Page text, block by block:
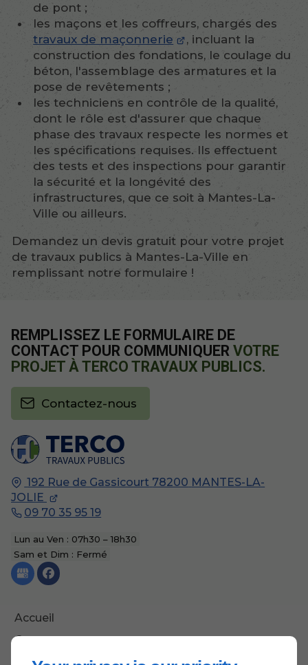
de pont ;
les maçons et les coffreurs, chargés des
travaux de maçonnerie
, incluant la
construction des fondations, le coulage du
béton, l'assemblage des armatures et la
pose de revêtements ;
les techniciens en contrôle de la qualité,
dont le rôle est d'assurer que chaque
phase des travaux respecte les normes et
les spécifications requises. Ils effectuent
des tests et des inspections pour garantir
la sécurité et la longévité des
infrastructures, que ce soit à Mantes-La-
Ville ou ailleurs.
Demandez un devis gratuit pour votre projet
de travaux publics à Mantes-La-Ville en
remplissant notre formulaire !
192 Rue de Gassicourt 78200 MANTES-LA-
JOLIE
09 70 35 95 19
Lun au Ven : 07h30 – 18h30
Sam et Dim : Fermé
Accueil
Contactez-nous
Mentions légales
REMPLISSEZ LE FORMULAIRE DE
CONTACT POUR COMMUNIQUER VOTRE
PROJET À TERCO TRAVAUX PUBLICS.
Contactez-nous